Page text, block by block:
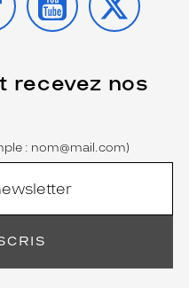
recevez nos
: nom@mail.com)